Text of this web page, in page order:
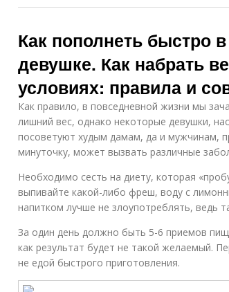
Как пополнеть быстро
девушке. Как набрать
условиях: правила и
Как правило, в повседневной жизни мы
лишний вес, однако некоторые девушки,
посоветуют худым дамам, да и мужчинам,
минуточку, может вызвать различные
Необходимо сесть на диету, которая
выпивайте какой-либо фреш, воду с
напитком лучше не злоупотреблять, ведь
За один день должно быть 5-6 приемов
как результат будет не такой желаемый.
не едой быстрого приготовления.